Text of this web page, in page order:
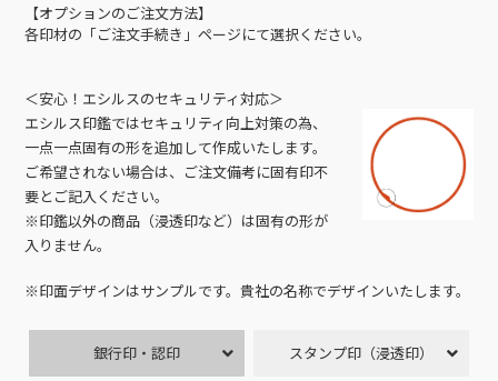
【オプションのご注文方法】
各印材の「ご注文手続き」ページにて選択ください。
＜安心！エシルスのセキュリティ対応＞
エシルス印鑑ではセキュリティ向上対策の為、
一点一点固有の形を追加して作成いたします。
ご希望されない場合は、ご注文備考に固有印不
要とご記入ください。
※印鑑以外の商品（浸透印など）は固有の形が
入りません。
※印面デザインはサンプルです。貴社の名称でデザインいたします。
銀行印・認印 スタンプ印（浸透印）